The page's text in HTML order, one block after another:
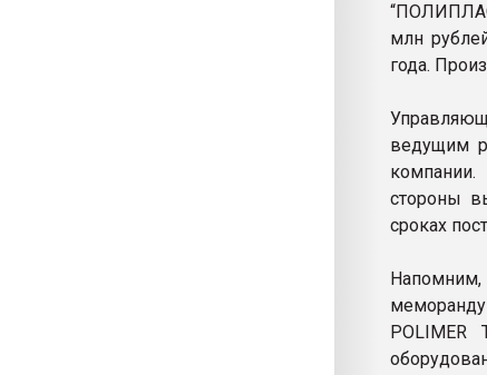
млн
года.
ведущим
стороны
сроках
POLIMER